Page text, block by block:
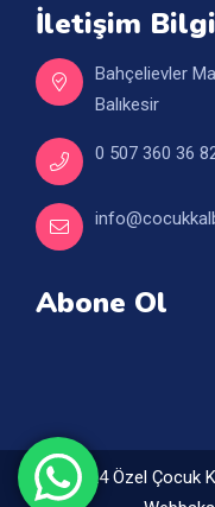
İletişim
Bahçelievler
Balıkesir
0 507 360 36
Abone Ol
© 2024 Özel Çocuk